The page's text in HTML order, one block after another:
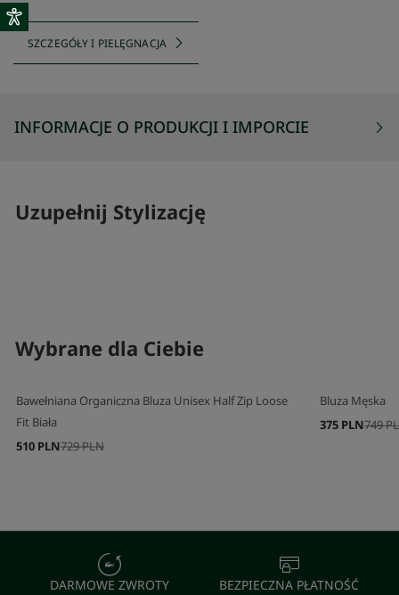
SZCZEGÓŁY I PIELĘGNACJA
INFORMACJE O PRODUKCJI I IMPORCIE
Uzupełnij Stylizację
Wybrane dla Ciebie
Bawełniana Organiczna Bluza Unisex Half Zip Loose
Fit Biała
729 PLN
510 PLN
Bluza Męska
749
375 PLN
DARMOWE ZWROTY BEZPIECZNA PŁATNOŚĆ